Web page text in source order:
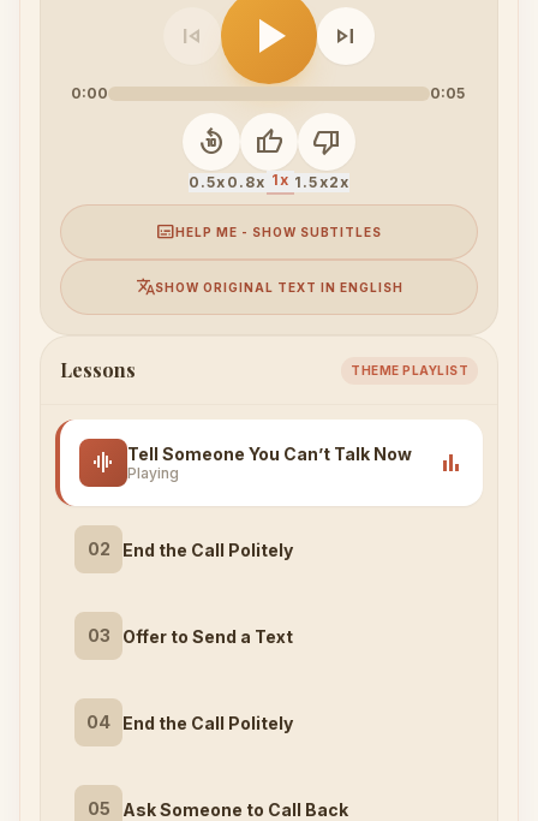
skip_previous play_arrow skip_next
0:00 0:05
replay_10
0.5x 0.8x 1x 1.5x2x
thumb_up thumb_down
subtitlesHELP ME - SHOW SUBTITLES
translateSHOW ORIGINAL TEXT IN ENGLISH
Lessons THEME PLAYLIST
graphic_eq Tell Someone You Can’t Talk Now
Playing bar_chart
02 End the Call Politely
03 Offer to Send a Text
04 End the Call Politely
05 Ask Someone to Call Back